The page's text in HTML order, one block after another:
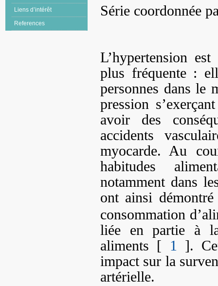
Liens d’intérêt
References
Série coordonnée
L’hypertension
plus fréquente :
personnes dans le
pression
avoir des
accidents
myocarde. Au
habitudes
notamment dans
ont ainsi
consommation
liée en partie à
aliments [ 1 ].
impact sur la
artérielle.